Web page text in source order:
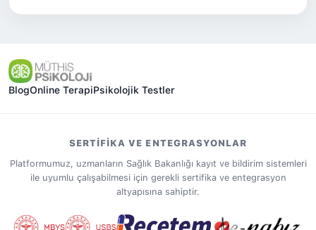
BlogOnline TerapiPsikolojik Testler
SERTIFIKA VE ENTEGRASYONLAR
Platformumuz, uzmanların Sağlık Bakanlığı kayıt ve bildirim sistemleri
ile uyumlu çalışabilmesi için gerekli sertifika ve entegrasyon
altyapısına sahiptir.